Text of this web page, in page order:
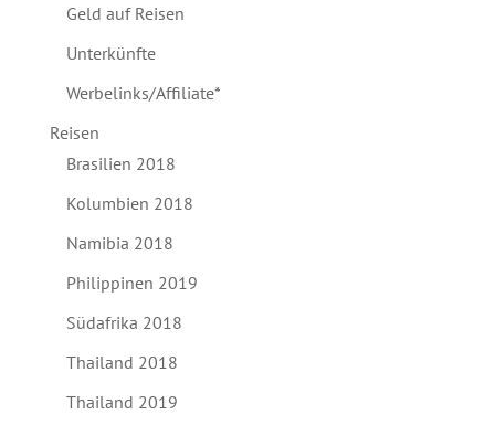
Geld auf Reisen
Unterkünfte
Werbelinks/Affiliate*
Reisen
Brasilien 2018
Kolumbien 2018
Namibia 2018
Philippinen 2019
Südafrika 2018
Thailand 2018
Thailand 2019